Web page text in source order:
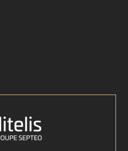
estimation
compte